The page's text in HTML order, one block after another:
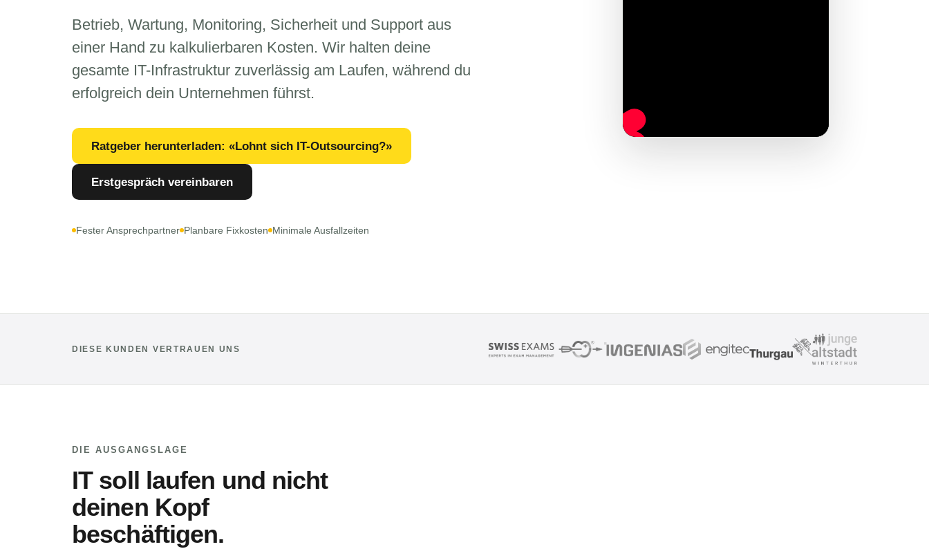
Betrieb, Wartung, Monitoring, Sicherheit und Support aus
einer Hand zu kalkulierbaren Kosten. Wir halten deine
gesamte IT-Infrastruktur zuverlässig am Laufen, während du
erfolgreich dein Unternehmen führst.
Ratgeber herunterladen: «Lohnt sich IT-Outsourcing?»
Erstgespräch vereinbaren
Fester Ansprechpartner Planbare Fixkosten Minimale Ausfallzeiten
DIESE KUNDEN VERTRAUEN UNS
DIE AUSGANGSLAGE
IT soll laufen und nicht
deinen Kopf
beschäftigen.